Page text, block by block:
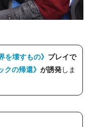
を壊すもの》 プレイで
クの帰還》が誘発しま